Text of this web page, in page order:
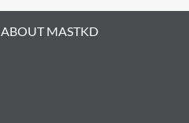
ABOUT MASTKD